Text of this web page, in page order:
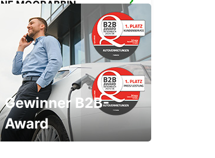
MOORABBIN
- AUSTRALIA
Gewinner B2B-
Award